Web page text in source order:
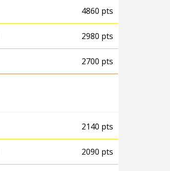
4860 pts
2980 pts
2700 pts
2140 pts
2090 pts